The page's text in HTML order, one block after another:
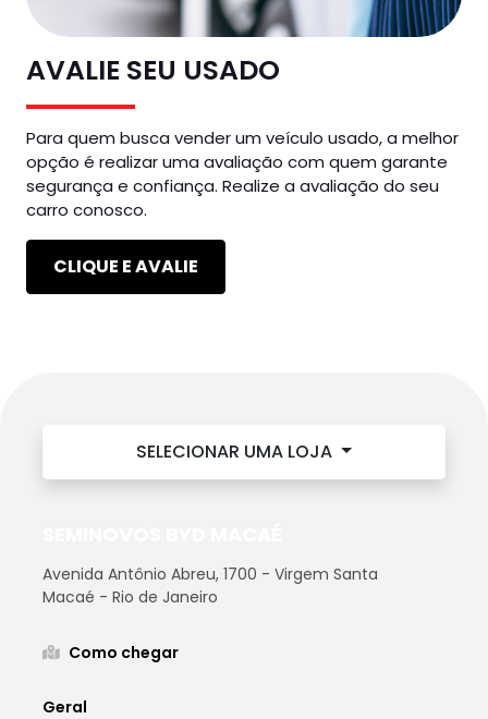
AVALIE SEU USADO
Para quem busca vender um veículo usado, a melhor
opção é realizar uma avaliação com quem garante
segurança e confiança. Realize a avaliação do seu
carro conosco.
CLIQUE E AVALIE
SELECIONAR UMA LOJA
Avenida Antônio Abreu, 1700 - Virgem Santa
Macaé - Rio de Janeiro
Como chegar
Geral